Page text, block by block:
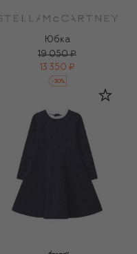
Юбка
19 050 ₽
13 350 ₽
-30%